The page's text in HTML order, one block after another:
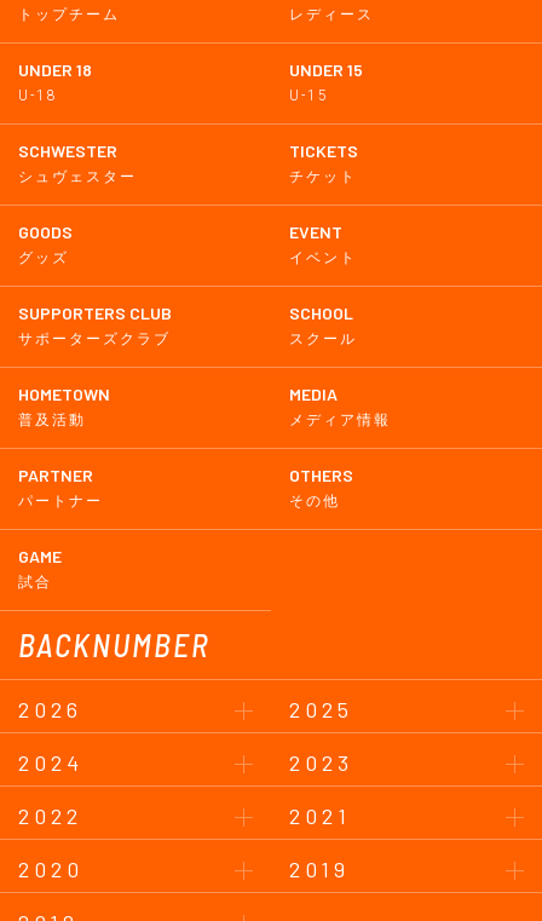
トップチーム レディース
UNDER 18
U-18
UNDER 15
U-15
SCHWESTER
シュヴェスター
TICKETS
チケット
GOODS
グッズ
EVENT
イベント
SUPPORTERS CLUB
サポーターズクラブ
SCHOOL
スクール
HOMETOWN
普及活動
MEDIA
メディア情報
PARTNER
パートナー
OTHERS
その他
GAME
試合
BACKNUMBER
2026
2025
2024
2023
2022
2021
2020
2019